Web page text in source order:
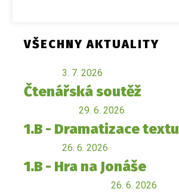
VŠECHNY AKTUALITY
3. 7. 2026
Čtenářská soutěž
29. 6. 2026
1.B - Dramatizace textu
26. 6. 2026
1.B - Hra na Jonáše
26. 6. 2026